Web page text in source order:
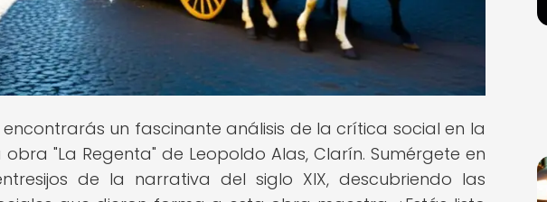
encontrarás un fascinante análisis de la crítica social en la
"La Regenta" de Leopoldo Alas, Clarín. Sumérgete en
de la narrativa del siglo XIX, descubriendo las